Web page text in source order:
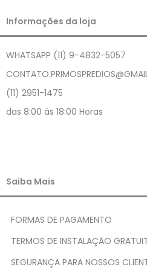
Informações da loja
WHATSAPP (11) 9-4832-5057
(11) 2951-1475
das 8:00 ás 18:00 Horas
Saiba Mais
FORMAS DE PAGAMENTO
TERMOS DE INSTALAÇÃO
SEGURANÇA PARA NOSSOS